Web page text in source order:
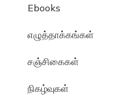
Ebooks
எழுத்தாக்கங்கள்
சஞ்சிகைகள்
நிகழ்வுகள்